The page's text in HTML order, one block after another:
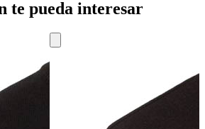
te pueda interesar